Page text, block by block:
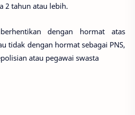
2 tahun atau lebih.
dengan hormat atas
tidak dengan hormat sebagai PNS,
atau pegawai swasta